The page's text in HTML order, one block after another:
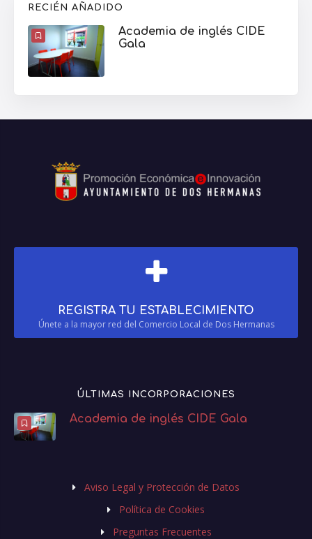
RECIÉN AÑADIDO
Academia de inglés CIDE
Gala
REGISTRA TU ESTABLECIMIENTO
Únete a la mayor red del Comercio Local de Dos Hermanas
ÚLTIMAS INCORPORACIONES
Academia de inglés CIDE Gala
Aviso Legal y Protección de Datos
Política de Cookies
Preguntas Frecuentes